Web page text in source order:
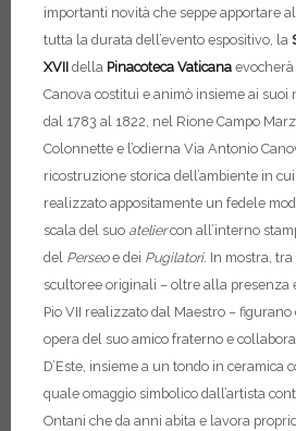
importanti novità che seppe apportare
tutta la durata dell’evento espositivo, la
XVII della Pinacoteca Vaticana
Canova costituì e animò insieme ai
dal 1783 al 1822, nel Rione Campo
Colonnette e l’odierna Via Antonio
ricostruzione storica dell’ambiente in
realizzato appositamente un fedele
scala del suo ateliercon all’interno
del Perseoe dei Pugilatori. In mostra,
scultoree originali – oltre alla presenza
Pio VII realizzato dal Maestro –
opera del suo amico fraterno e
D’Este, insieme a un tondo in ceramica
quale omaggio simbolico dall’artista
Ontani che da anni abita e lavora